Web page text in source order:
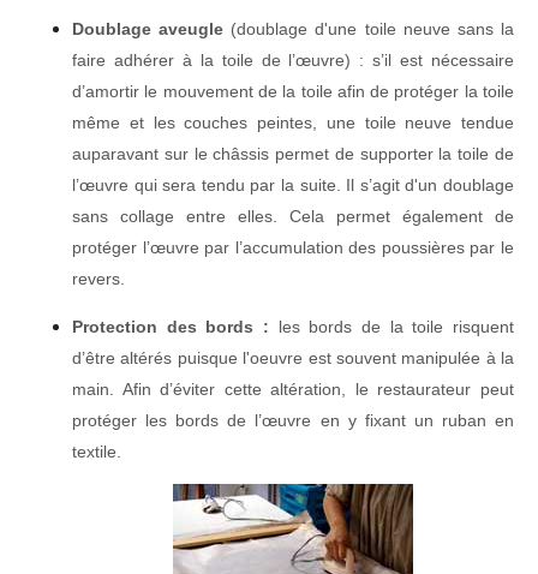
Doublage aveugle (doublage d'une toile neuve sans la
faire adhérer à la toile de l’œuvre) : s’il est nécessaire
d’amortir le mouvement de la toile afin de protéger la toile
même et les couches peintes, une toile neuve tendue
auparavant sur le châssis permet de supporter la toile de
l’œuvre qui sera tendu par la suite. Il s’agit d'un doublage
sans collage entre elles. Cela permet également de
protéger l’œuvre par l’accumulation des poussières par le
revers.
Protection des bords : les bords de la toile risquent
d’être altérés puisque l'oeuvre est souvent manipulée à la
main. Afin d’éviter cette altération, le restaurateur peut
protéger les bords de l’œuvre en y fixant un ruban en
textile.